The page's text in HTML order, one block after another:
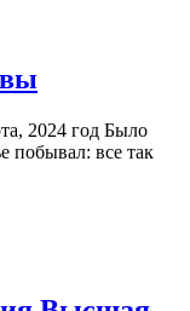
2024 год Было
побывал: все так